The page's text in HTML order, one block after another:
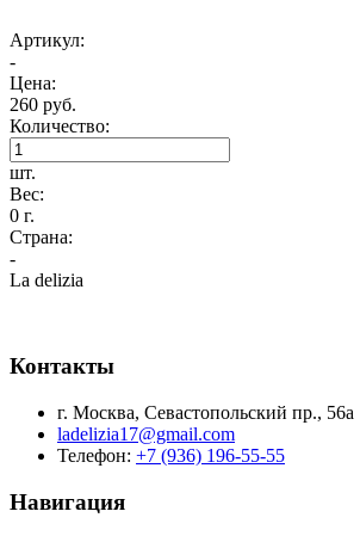
Артикул:
-
Цена:
260 руб.
Количество:
шт.
Вес:
0 г.
Страна:
-
La delizia
Контакты
г. Москва, Севастопольский пр., 56а
ladelizia17@gmail.com
Телефон: +7 (936) 196-55-55
Навигация